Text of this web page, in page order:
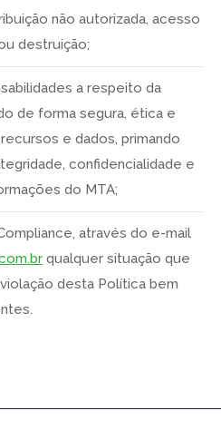
não autorizada, acesso
destruição;
a respeito da
de forma segura, ética e
e dados, primando
confidencialidade e
do MTA;
através do e-mail
qualquer situação que
desta Política bem